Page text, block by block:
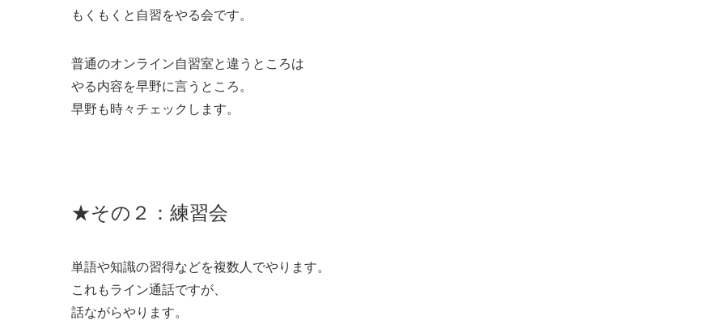
もくもくと自習をやる会です。
普通のオンライン自習室と違うところは
やる内容を早野に言うところ。
早野も時々チェックします。
★その２：練習会
単語や知識の習得などを複数人でやります。
これもライン通話ですが、
話ながらやります。